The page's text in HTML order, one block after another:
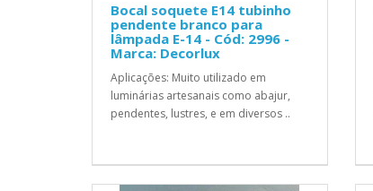
Bocal soquete E14 tubinho
pendente branco para
lâmpada E-14 - Cód: 2996 -
Marca: Decorlux
Aplicações: Muito utilizado em
luminárias artesanais como abajur,
pendentes, lustres, e em diversos ..